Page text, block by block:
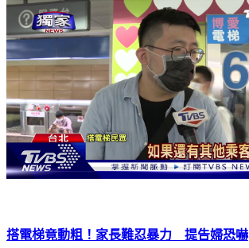
搭電梯竟動粗！家長難忍暴力 提告婦恐嚇